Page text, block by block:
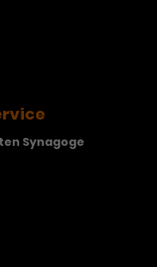
Synagoge